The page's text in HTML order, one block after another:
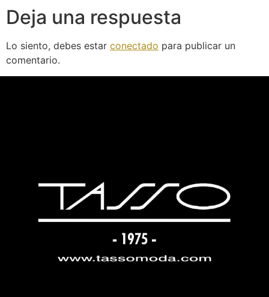
Deja una respuesta
Lo siento, debes estar conectado para publicar un
comentario.